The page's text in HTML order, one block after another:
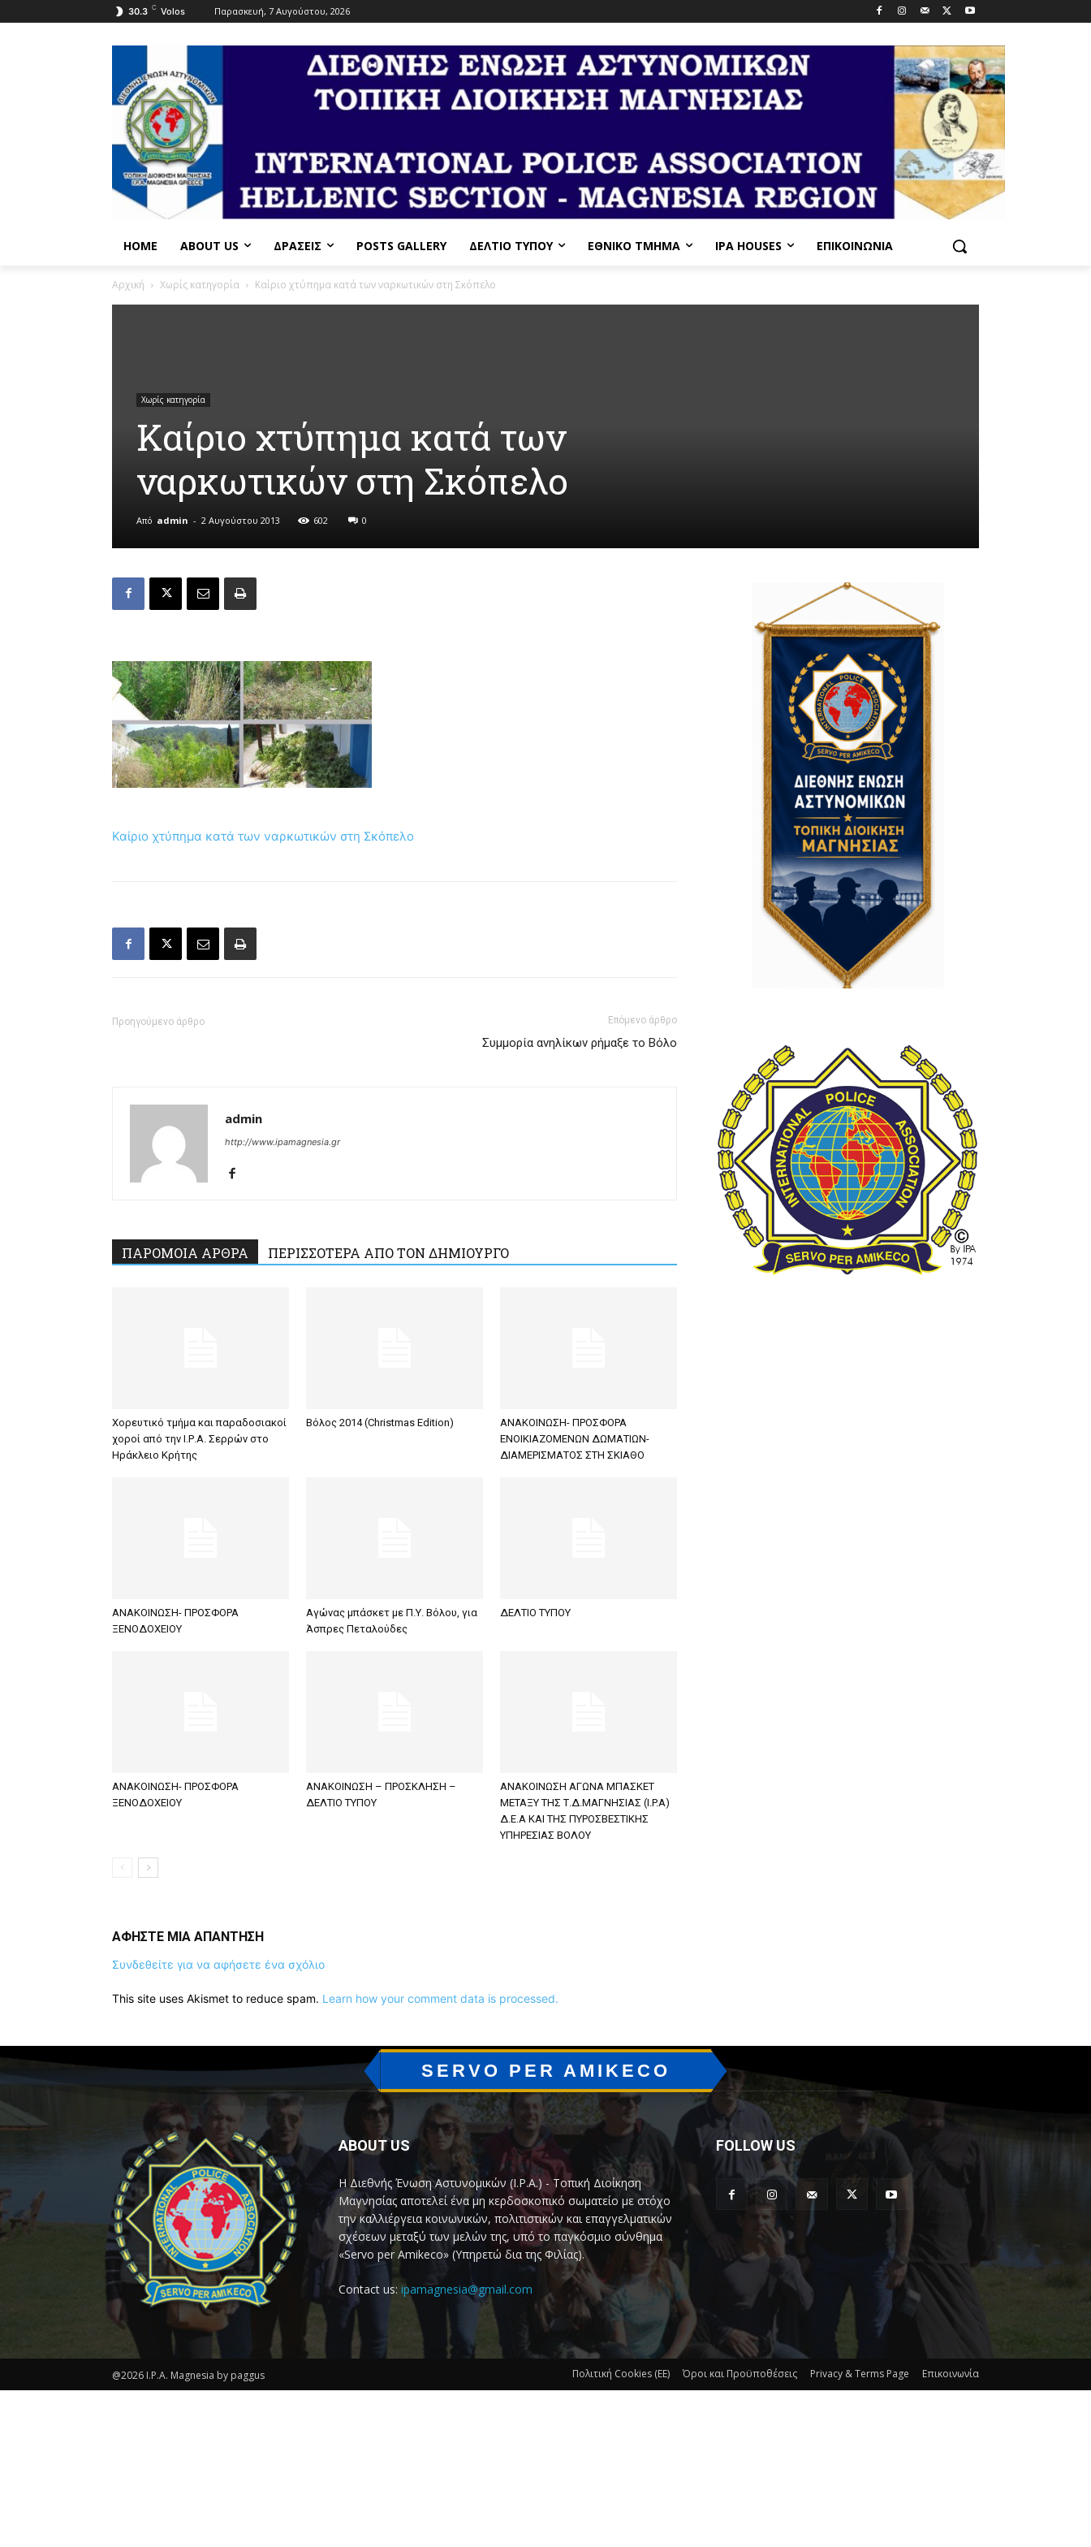
30.3 C Volos Παρασκευή, 7 Αυγούστου, 2026
HOME ABOUT US ΔΡΆΣΕΙΣ POSTS GALLERY ΔΕΛΤΙΟ ΤΥΠΟΥ ΕΘΝΙΚΌ ΤΜΉΜΑ IPA HOUSES ΕΠΙΚΟΙΝΩΝΊΑ
Αρχική Χωρίς κατηγορία Καίριο χτύπημα κατά των ναρκωτικών στη Σκόπελο
Χωρίς κατηγορία
Καίριο χτύπημα κατά των
ναρκωτικών στη Σκόπελο
Από admin - 2 Αυγούστου 2013 602 0
Καίριο χτύπημα κατά των ναρκωτικών στη Σκόπελο
Προηγούμενο άρθρο Επόμενο άρθρο
Συμμορία ανηλίκων ρήμαξε το Βόλο
admin
http://www.ipamagnesia.gr
ΠΑΡΟΜΟΙΑ ΑΡΘΡΑ ΠΕΡΙΣΣΟΤΕΡΑ ΑΠΟ ΤΟΝ ΔΗΜΙΟΥΡΓΟ
Χορευτικό τμήμα και παραδοσιακοί
χοροί από την Ι.Ρ.Α. Σερρών στο
Ηράκλειο Κρήτης
Βόλος 2014 (Christmas Edition)
ΑΝΑΚΟΙΝΩΣΗ- ΠΡΟΣΦΟΡΑ
ΕΝΟΙΚΙΑΖΟΜΕΝΩΝ ΔΩΜΑΤΙΩΝ-
ΔΙΑΜΕΡΙΣΜΑΤΟΣ ΣΤΗ ΣΚΙΑΘΟ
ΑΝΑΚΟΙΝΩΣΗ- ΠΡΟΣΦΟΡΑ
ΞΕΝΟΔΟΧΕΙΟΥ
Αγώνας μπάσκετ με Π.Υ. Βόλου, για
Άσπρες Πεταλούδες
ΔΕΛΤΙΟ ΤΥΠΟΥ
ΑΝΑΚΟΙΝΩΣΗ- ΠΡΟΣΦΟΡΑ
ΞΕΝΟΔΟΧΕΙΟΥ
ΑΝΑΚΟΙΝΩΣΗ – ΠΡΟΣΚΛΗΣΗ –
ΔΕΛΤΙΟ ΤΥΠΟΥ
ΑΝΑΚΟΙΝΩΣΗ ΑΓΩΝΑ ΜΠΑΣΚΕΤ
ΜΕΤΑΞΥ ΤΗΣ Τ.Δ.ΜΑΓΝΗΣΙΑΣ (I.P.A)
Δ.Ε.Α KAI ΤΗΣ ΠΥΡΟΣΒΕΣΤΙΚΗΣ
ΥΠΗΡΕΣΙΑΣ ΒΟΛΟΥ
ΑΦΗΣΤΕ ΜΙΑ ΑΠΑΝΤΗΣΗ
Συνδεθείτε για να αφήσετε ένα σχόλιο
This site uses Akismet to reduce spam. Learn how your comment data is processed.
SERVO PER AMIKECO
ABOUT US
Η Διεθνής Ένωση Αστυνομικών (I.P.A.) - Τοπική Διοίκηση
Μαγνησίας αποτελεί ένα μη κερδοσκοπικό σωματείο με στόχο
την καλλιέργεια κοινωνικών, πολιτιστικών και επαγγελματικών
σχέσεων μεταξύ των μελών της, υπό το παγκόσμιο σύνθημα
«Servo per Amikeco» (Υπηρετώ δια της Φιλίας).
Contact us: ipamagnesia@gmail.com
FOLLOW US
@2026 I.P.A. Magnesia by paggus Πολιτική Cookies (ΕΕ) Όροι και Προϋποθέσεις Privacy & Terms Page Επικοινωνία